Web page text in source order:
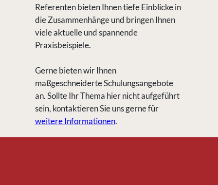
Referenten bieten Ihnen tiefe Einblicke in
die Zusammenhänge und bringen Ihnen
viele aktuelle und spannende
Praxisbeispiele.
Gerne bieten wir Ihnen
maßgeschneiderte Schulungsangebote
an. Sollte Ihr Thema hier nicht aufgeführt
sein, kontaktieren Sie uns gerne für
weitere Informationen.